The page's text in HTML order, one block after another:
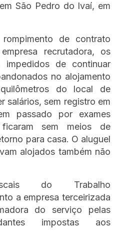
São Pedro do Ivaí, em
de contrato
recrutadora, os
impedidos de continuar
no alojamento
do local de
salários, sem registro em
passado por exames
ficaram sem meios de
para casa. O aluguel
alojados também não
do Trabalho
a empresa terceirizada
do serviço pelas
impostas aos